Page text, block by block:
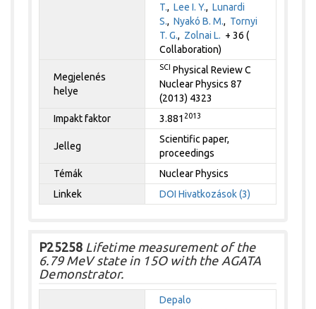
T.,Lee I. Y.,Lunardi
S.,Nyakó B. M., Tornyi
T. G., Zolnai L. + 36 (
Collaboration)
Megjelenés
helye
SCI Physical Review C
Nuclear Physics 87
(2013) 4323
Impakt faktor
3.881 2013
Jelleg
Scientific paper,
proceedings
Témák
Nuclear Physics
Linkek
DOI Hivatkozások (3)
P25258 Lifetime measurement of the
6.79 MeV state in 15O with the AGATA
Demonstrator.
Depalo